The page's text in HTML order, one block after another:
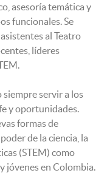
asesoría temática y
funcionales. Se
al Teatro
líderes
siempre servir a los
y oportunidades.
formas de
de la ciencia, la
(STEM) como
jóvenes en Colombia.